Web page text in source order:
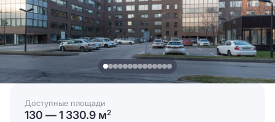
Доступные площади
130 — 1 330.9 м2